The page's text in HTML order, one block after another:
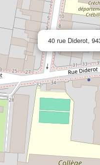
40 rue Diderot,